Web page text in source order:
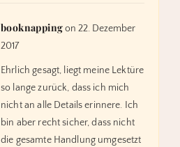
booknapping on 22. Dezember
2017
Ehrlich gesagt, liegt meine Lektüre
so lange zurück, dass ich mich
nicht an alle Details erinnere. Ich
bin aber recht sicher, dass nicht
die gesamte Handlung umgesetzt